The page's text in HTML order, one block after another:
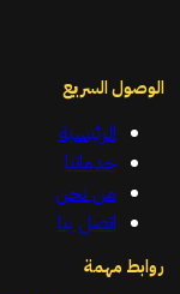
الوصول السريع
الرئيسية
خدماتنا
من نحن
اتصل بنا
روابط مهمة